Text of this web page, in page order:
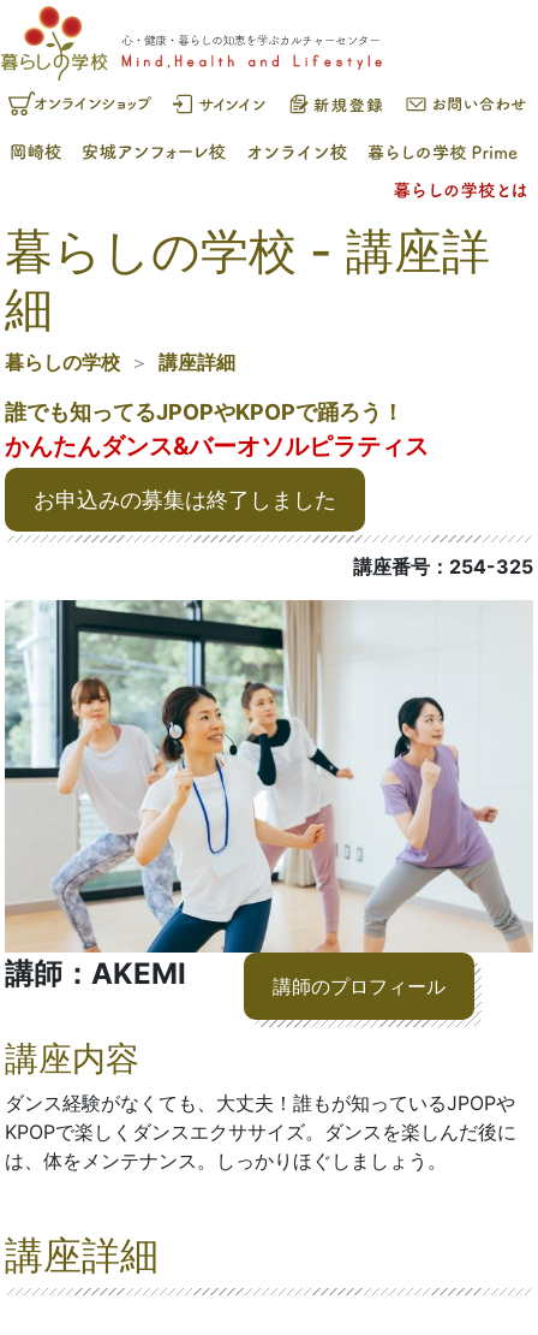
暮らしの学校 - 講座詳
細
暮らしの学校 講座詳細
誰でも知ってるJPOPやKPOPで踊ろう！
かんたんダンス&バーオソルピラティス
お申込みの募集は終了しました
講座番号：254-325
講師：AKEMI 講師のプロフィール
講座内容
ダンス経験がなくても、大丈夫！誰もが知っているJPOPや
KPOPで楽しくダンスエクササイズ。ダンスを楽しんだ後に
は、体をメンテナンス。しっかりほぐしましょう。
講座詳細